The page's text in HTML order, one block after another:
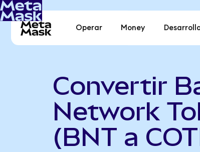
Operar Money
Convertir
Network
(BNT a